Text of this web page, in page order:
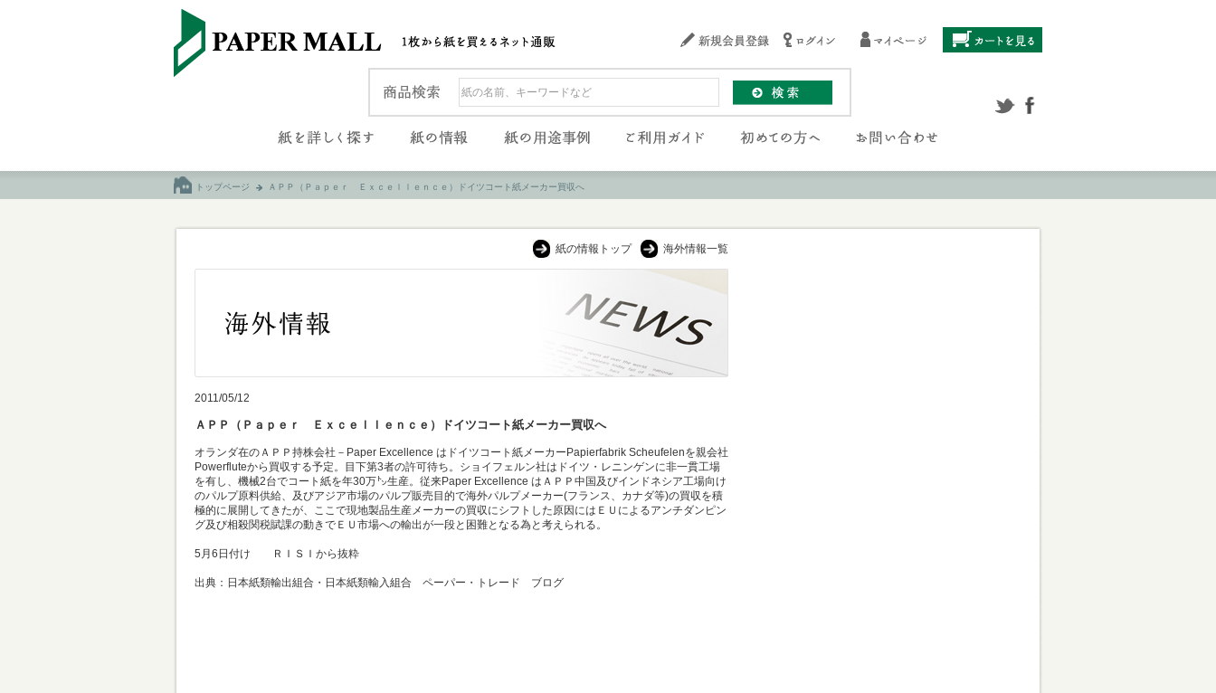
トップページ ＡＰＰ（Ｐａｐｅｒ Ｅｘｃｅｌｌｅｎｃｅ）ドイツコート紙メーカー買収へ
紙の情報トップ 海外情報一覧
2011/05/12
ＡＰＰ（Ｐａｐｅｒ Ｅｘｃｅｌｌｅｎｃｅ）ドイツコート紙メーカー買収へ
オランダ在のＡＰＰ持株会社－Paper Excellence はドイツコート紙メーカーPapierfabrik Scheufelenを親会社
Powerfluteから買収する予定。目下第3者の許可待ち。ショイフェルン社はドイツ・レニンゲンに非一貫工場
を有し、機械2台でコート紙を年30万㌧生産。従来Paper Excellence はＡＰＰ中国及びインドネシア工場向け
のパルプ原料供給、及びアジア市場のパルプ販売目的で海外パルプメーカー(フランス、カナダ等)の買収を積
極的に展開してきたが、ここで現地製品生産メーカーの買収にシフトした原因にはＥＵによるアンチダンピン
グ及び相殺関税賦課の動きでＥＵ市場への輸出が一段と困難となる為と考えられる。
5月6日付け ＲＩＳＩから抜粋
出典：日本紙類輸出組合・日本紙類輸入組合 ペーパー・トレード ブログ